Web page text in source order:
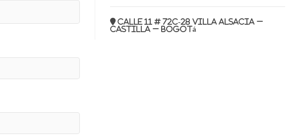
Calle 11 # 72c-28 Villa Alsacia –
Castilla – Bogotá